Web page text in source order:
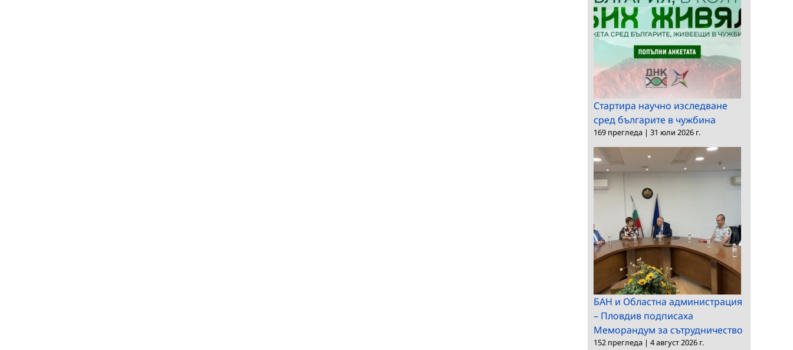
Стартира научно изследване
сред българите в чужбина
169 прегледа | 31 юли 2026 г.
БАН и Областна администрация
– Пловдив подписаха
Меморандум за сътрудничество
152 прегледа | 4 август 2026 г.